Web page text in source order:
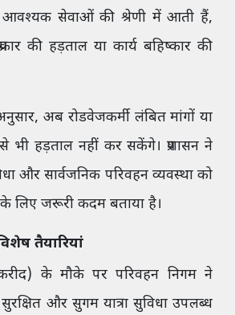
आवश्यक सेवाओं की श्रेणी में आती हैं,
की हड़ताल या कार्य बहिष्कार की
अब रोडवेजकर्मी लंबित मांगों या
भी हड़ताल नहीं कर सकेंगे। प्रशासन ने
और सार्वजनिक परिवहन व्यवस्था को
लिए जरूरी कदम बताया है।
तैयारियां
के मौके पर परिवहन निगम ने
सुरक्षित और सुगम यात्रा सुविधा उपलब्ध